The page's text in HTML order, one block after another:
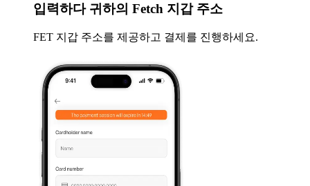
입력하다귀하의 Fetch 지갑 주소
FET 지갑 주소를 제공하고 결제를 진행하세요.